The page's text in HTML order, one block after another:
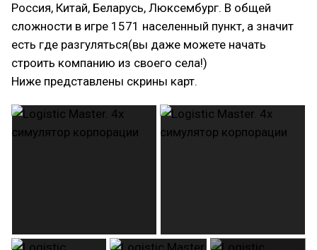
Россия, Китай, Беларусь, Люксембург. В общей
сложности в игре 1571 населенный пункт, а значит
есть где разгуляться(вы даже можете начать
строить компанию из своего села!)
Ниже представлены скрины карт.